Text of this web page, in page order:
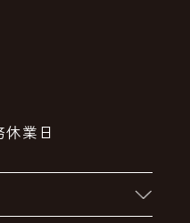
業日